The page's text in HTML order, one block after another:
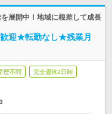
展開中！地域に根差して成長
迎★転勤なし★残業月
歴不問 完全週休2日制